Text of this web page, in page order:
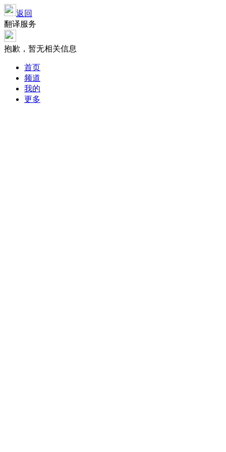
返回
翻译服务
抱歉，暂无相关信息
首页
频道
我的
更多